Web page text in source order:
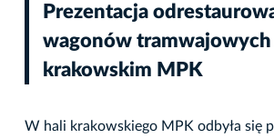
Prezentacja
wagonów
krakowskim MPK
W hali krakowskiego MPK odbyła się